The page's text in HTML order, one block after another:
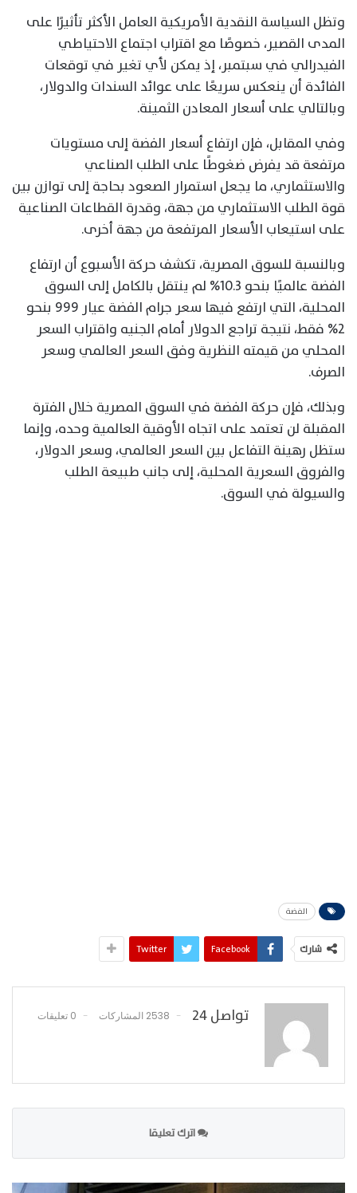
وتظل السياسة النقدية الأمريكية العامل الأكثر تأثيرًا على
المدى القصير، خصوصًا مع اقتراب اجتماع الاحتياطي
الفيدرالي في سبتمبر، إذ يمكن لأي تغير في توقعات
الفائدة أن ينعكس سريعًا على عوائد السندات والدولار،
وبالتالي على أسعار المعادن الثمينة.
وفي المقابل، فإن ارتفاع أسعار الفضة إلى مستويات
مرتفعة قد يفرض ضغوطًا على الطلب الصناعي
والاستثماري، ما يجعل استمرار الصعود بحاجة إلى توازن بين
قوة الطلب الاستثماري من جهة، وقدرة القطاعات الصناعية
على استيعاب الأسعار المرتفعة من جهة أخرى.
وبالنسبة للسوق المصرية، تكشف حركة الأسبوع أن ارتفاع
الفضة عالميًا بنحو 10.3% لم ينتقل بالكامل إلى السوق
المحلية، التي ارتفع فيها سعر جرام الفضة عيار 999 بنحو
2% فقط، نتيجة تراجع الدولار أمام الجنيه واقتراب السعر
المحلي من قيمته النظرية وفق السعر العالمي وسعر
الصرف.
وبذلك، فإن حركة الفضة في السوق المصرية خلال الفترة
المقبلة لن تعتمد على اتجاه الأوقية العالمية وحده، وإنما
ستظل رهينة التفاعل بين السعر العالمي، وسعر الدولار،
والفروق السعرية المحلية، إلى جانب طبيعة الطلب
والسيولة في السوق.
الفضة
شارك Facebook
Twitter
تواصل 24 2538 المشاركات 0 تعليقات
اترك تعليقا